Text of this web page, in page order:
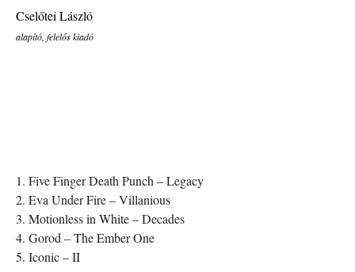
Cselőtei László
alapító, felelős kiadó
1. Five Finger Death Punch – Legacy
2. Eva Under Fire – Villanious
3. Motionless in White – Decades
4. Gorod – The Ember One
5. Iconic – II